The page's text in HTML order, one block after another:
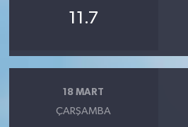
11.7
18 MART
ÇARŞAMBA